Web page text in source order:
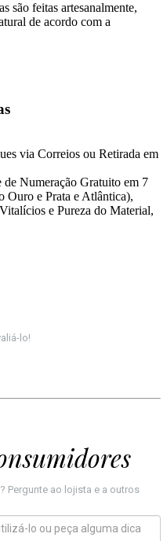
são feitas artesanalmente,
de acordo com a
via Correios ou Retirada em
de Numeração Gratuito em 7
Ouro e Prata e Atlântica),
e Pureza do Material,
lo!
Pergunte ao lojista e a outros